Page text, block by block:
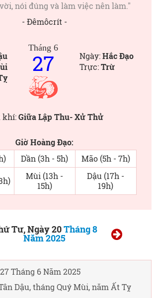
nói đúng và làm việc nên làm."
- Đêmôcrít -
Tháng 6
27 Ngày:Hắc Đạo
Trực:Trừ
khí:Giữa Lập Thu- Xử Thử
Giờ Hoàng Đạo:
Dần (3h - 5h) Mão (5h - 7h)
Mùi (13h -
15h)
Dậu (17h -
19h)
Tư, Ngày 20Tháng 8
Năm 2025
Tháng 6 Năm 2025
Dậu, tháng Quý Mùi, năm Ất Tỵ